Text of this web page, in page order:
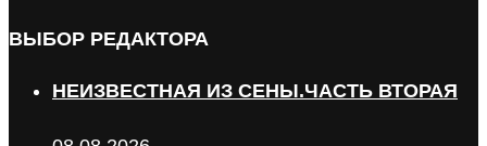
ВЫБОР РЕДАКТОРА
НЕИЗВЕСТНАЯ ИЗ СЕНЫ.ЧАСТЬ ВТОРАЯ